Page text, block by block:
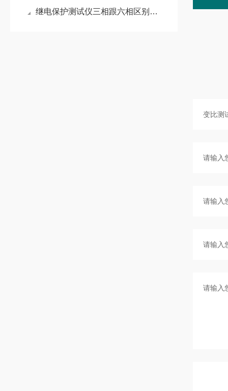
继电保护测试仪三相跟六相区别在哪里？